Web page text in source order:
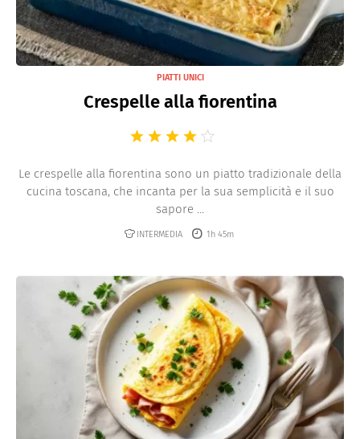
PIATTI UNICI
Crespelle alla fiorentina
Le crespelle alla fiorentina sono un piatto tradizionale della
cucina toscana, che incanta per la sua semplicità e il suo
sapore ...
INTERMEDIA 1h 45m